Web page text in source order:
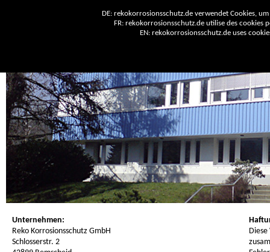
Unternehmen:
Reko Korrosionsschutz GmbH
Schlosserstr. 2
DE: rekokorrosionsschutz.de verwendet Cookies,
FR: rekokorrosionsschutz.de utilise des cookies
EN: rekokorrosionsschutz.de uses